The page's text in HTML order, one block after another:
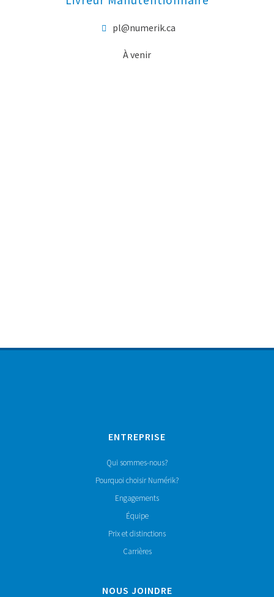
pl@numerik.ca
À venir
ENTREPRISE
Qui sommes-nous?
Pourquoi choisir Numérik?
Engagements
Équipe
Prix et distinctions
Carrières
NOUS JOINDRE